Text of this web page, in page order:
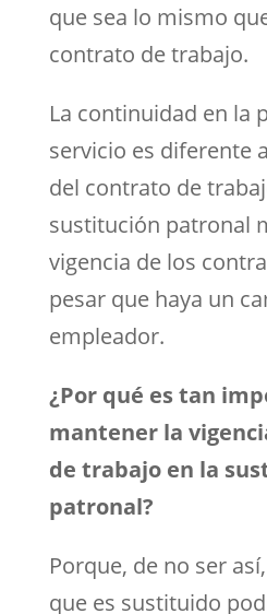
que sea lo mismo
contrato de trabajo.
La continuidad en la
servicio es diferente
del contrato de
sustitución patronal
vigencia de los
pesar que haya un
empleador.
¿Por qué es tan
mantener la
de trabajo en la
patronal?
Porque, de no ser
que es sustituido